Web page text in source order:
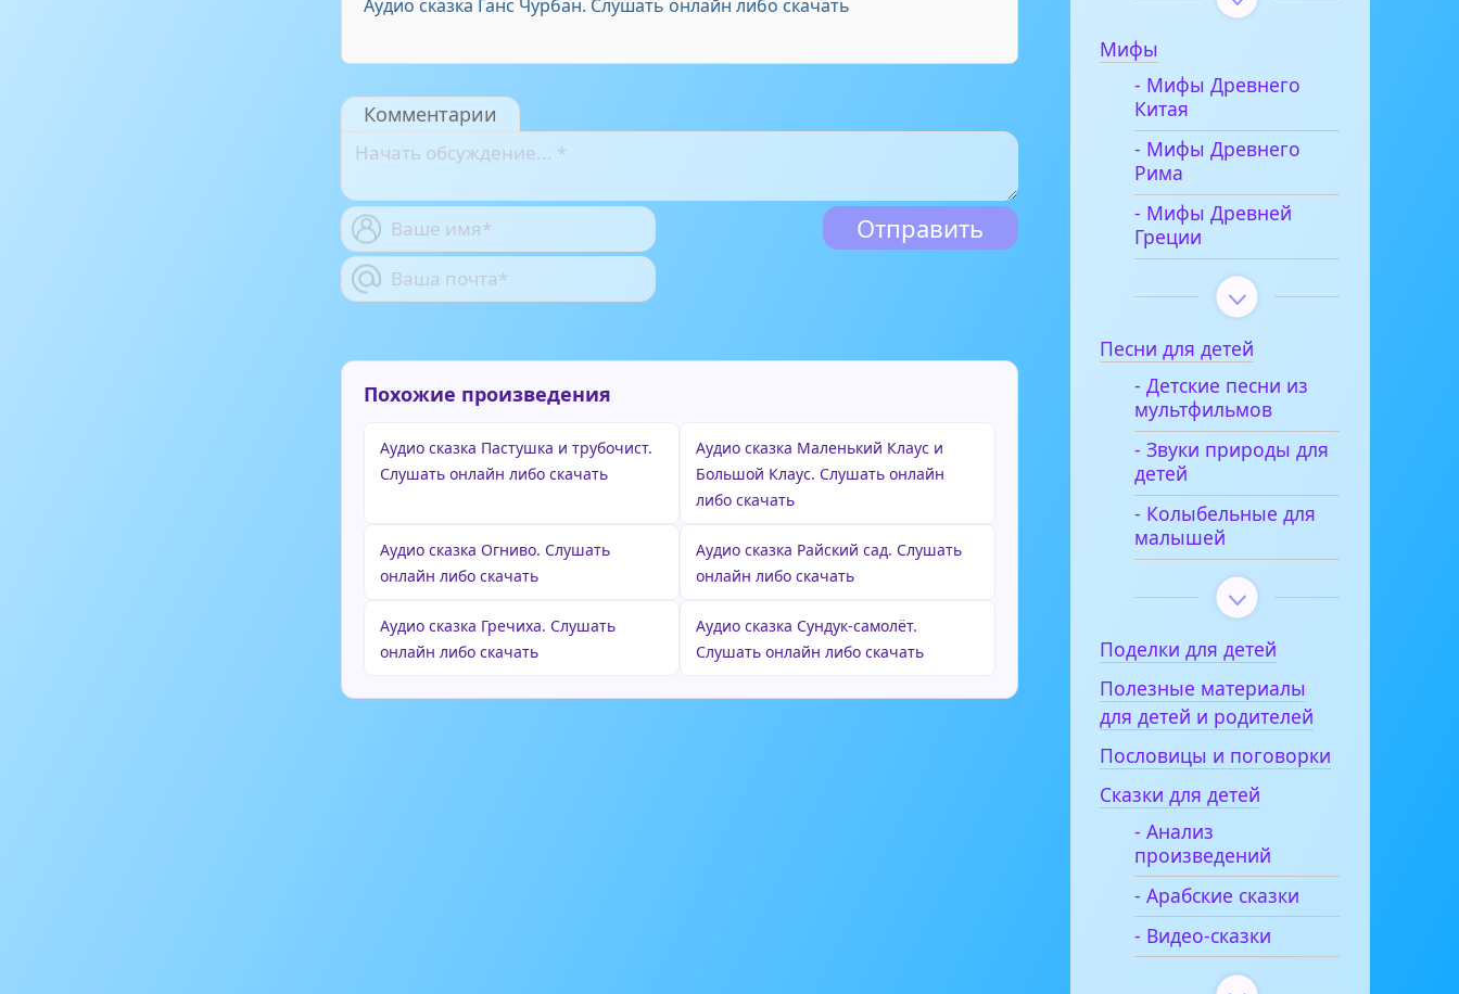
Аудио сказка Ганс Чурбан. Слушать онлайн либо скачать
Комментарии
Похожие произведения
Аудио сказка Пастушка и трубочист.
Слушать онлайн либо скачать
Аудио сказка Маленький Клаус и
Большой Клаус. Слушать онлайн
либо скачать
Аудио сказка Огниво. Слушать
онлайн либо скачать
Аудио сказка Райский сад. Слушать
онлайн либо скачать
Аудио сказка Гречиха. Слушать
онлайн либо скачать
Аудио сказка Сундук-самолёт.
Слушать онлайн либо скачать
Мифы
- Мифы Древнего
Китая
- Мифы Древнего
Рима
- Мифы Древней
Греции
Песни для детей
- Детские песни из
мультфильмов
- Звуки природы для
детей
- Колыбельные для
малышей
Поделки для детей
Полезные материалы
для детей и родителей
Пословицы и поговорки
Сказки для детей
- Анализ
произведений
- Арабские сказки
- Видео-сказки